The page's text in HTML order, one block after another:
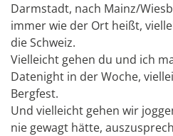
Darmstadt, nach Mainz/
immer wie der Ort heißt,
die Schweiz.
Vielleicht gehen du und ich
Datenight in der Woche,
Bergfest.
Und vielleicht gehen wir
nie gewagt hätte,